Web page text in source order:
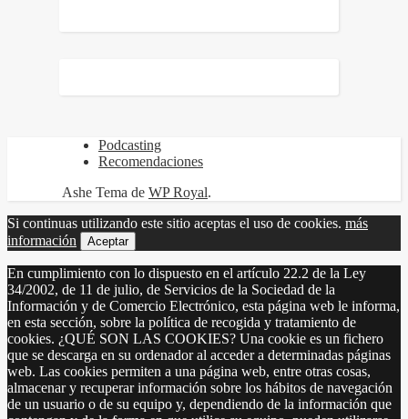
Podcasting
Recomendaciones
Ashe Tema de WP Royal.
Si continuas utilizando este sitio aceptas el uso de cookies. más
información
Aceptar
En cumplimiento con lo dispuesto en el artículo 22.2 de la Ley
34/2002, de 11 de julio, de Servicios de la Sociedad de la
Información y de Comercio Electrónico, esta página web le informa,
en esta sección, sobre la política de recogida y tratamiento de
cookies. ¿QUÉ SON LAS COOKIES? Una cookie es un fichero
que se descarga en su ordenador al acceder a determinadas páginas
web. Las cookies permiten a una página web, entre otras cosas,
almacenar y recuperar información sobre los hábitos de navegación
de un usuario o de su equipo y, dependiendo de la información que